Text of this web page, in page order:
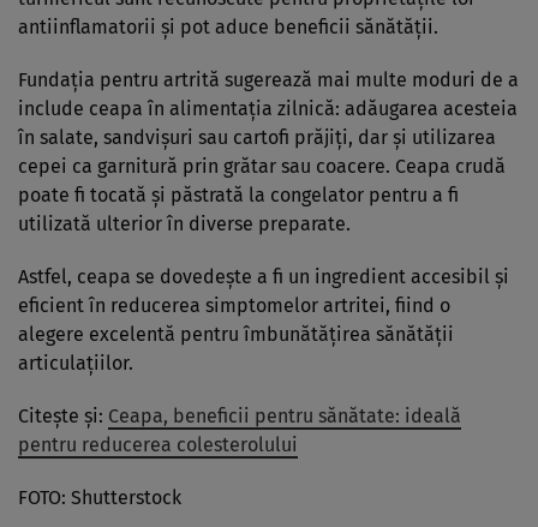
antiinflamatorii și pot aduce beneficii sănătății.
Fundația pentru artrită sugerează mai multe moduri de a
include ceapa în alimentația zilnică: adăugarea acesteia
în salate, sandvișuri sau cartofi prăjiți, dar și utilizarea
cepei ca garnitură prin grătar sau coacere. Ceapa crudă
poate fi tocată și păstrată la congelator pentru a fi
utilizată ulterior în diverse preparate.
Astfel, ceapa se dovedește a fi un ingredient accesibil și
eficient în reducerea simptomelor artritei, fiind o
alegere excelentă pentru îmbunătățirea sănătății
articulațiilor.
Citește și: Ceapa, beneficii pentru sănătate: ideală
pentru reducerea colesterolului
FOTO: Shutterstock